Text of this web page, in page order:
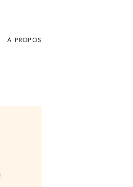
À PROPOS